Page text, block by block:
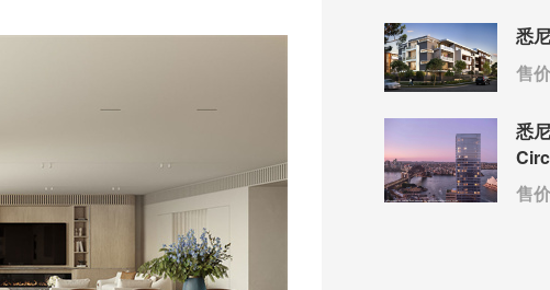
悉
售
悉
售